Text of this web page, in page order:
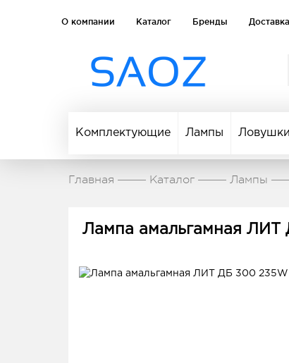
О компании Каталог Бренды
Комплектующие Лампы
Главная Каталог Лампы
Лампа амальгамная ЛИТ